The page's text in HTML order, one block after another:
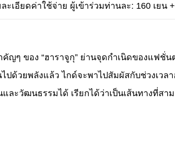
ละเอียดค่าใช้จ่าย ผู้เข้าร่วมท่านละ: 160 เยน
คัญๆ ของ “ฮาราจูกุ” ย่านจุดกำเนิดของแ
ปด้วยพลังแล้ว ไกด์จะพาไปสัมผัสกับช่วงเว
ะวัฒนธรรมได้ เรียกได้ว่าเป็นเส้นทางที่สา